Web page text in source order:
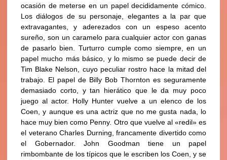
ocasión de meterse en un papel decididamente cómico.
Los diálogos de su personaje, elegantes a la par que
extravagantes, y aderezados con un espeso acento
sureño, son un caramelo para cualquier actor con ganas
de pasarlo bien. Turturro cumple como siempre, en un
papel mucho más básico, y lo mismo se puede decir de
Tim Blake Nelson, cuyo peculiar rostro hace la mitad del
trabajo. El papel de Billy Bob Thornton es seguramente
demasiado corto, y tan hierático que le da muy poco
juego al actor. Holly Hunter vuelve a un elenco de los
Coen, y aunque es una actriz que no me gusta nada, lo
hace muy bien como Penny. Otro que vuelve al «redil» es
el veterano Charles Durning, francamente divertido como
el Gobernador. John Goodman tiene un papel
rimbombante de los típicos que le escriben los Coen, y se